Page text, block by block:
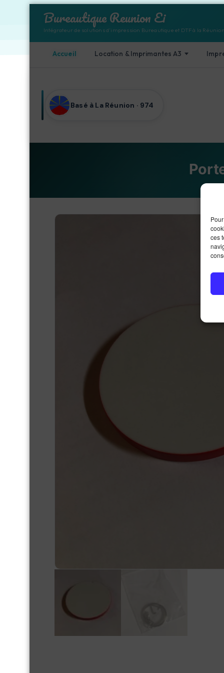
ces
Bureautique Reunion Ei
Intégrateur de solutions d'impression Bureautique et DTF à la Réunion
Accueil Location & Imprimantes A3
Basé à La Réunion · 974